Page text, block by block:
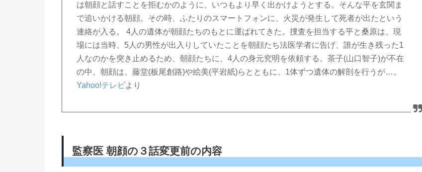
は朝顔と話すことを拒むかのように、いつもより早く出かけようとする。そんな平を玄関ま
で追いかける朝顔。その時、ふたりのスマートフォンに、火災が発生して死者が出たという
連絡が入る。 4人の遺体が朝顔たちのもとに運ばれてきた。捜査を担当する平と桑原は、現
場には当時、5人の男性が出入りしていたことを朝顔たち法医学者に告げ、誰が生き残った1
人なのかを突き止めるため、朝顔たちに、4人の身元究明を依頼する。茶子(山口智子)が不在
の中、朝顔は、藤堂(板尾創路)や絵美(平岩紙)らとともに、1体ずつ遺体の解剖を行うが…。
Yahoo!テレビより
監察医 朝顔の３話変更前の内容